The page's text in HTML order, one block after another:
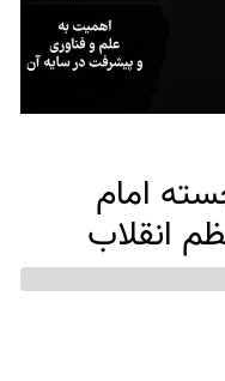
برجسته امام
انقلاب